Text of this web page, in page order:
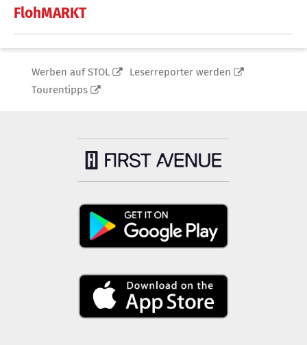
FlohMARKT
Werben auf STOL
Leserreporter werden
Tourentipps